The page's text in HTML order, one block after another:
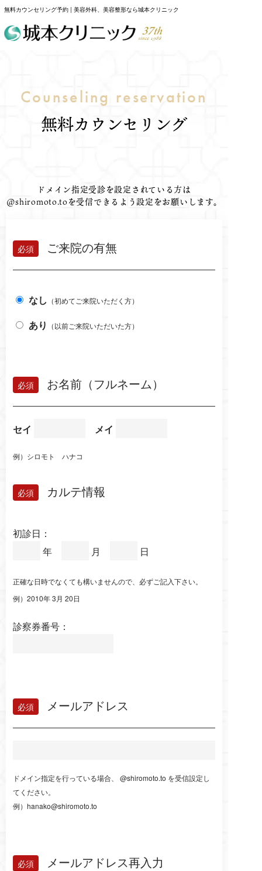
無料カウンセリング予約 | 美容外科、美容整形なら城本クリニック
Counseling reservation
無料カウンセリング
ドメイン指定受診を設定されている方は
@shiromoto.toを受信できるよう設定をお願いします。
ご来院の有無
なし （初めてご来院いただく方）
あり （以前ご来院いただいた方）
お名前（フルネーム）
セイ メイ
例）シロモト ハナコ
カルテ情報
初診日：
年
月 日
正確な日時でなくても構いませんので、必ずご記入下さい。
例）2010年 3月 20日
診察券番号：
メールアドレス
ドメイン指定を行っている場合、 @shiromoto.to を受信設定し
てください。
例）hanako@shiromoto.to
メールアドレス再入力